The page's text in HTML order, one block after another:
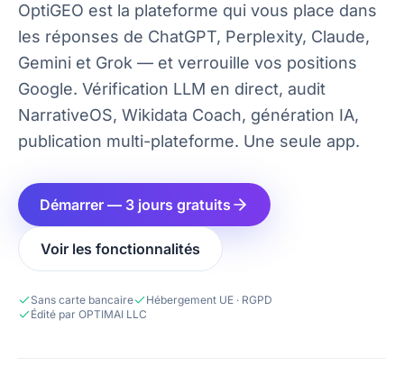
OptiGEO est la plateforme qui vous place dans
les réponses de ChatGPT, Perplexity, Claude,
Gemini et Grok — et verrouille vos positions
Google. Vérification LLM en direct, audit
NarrativeOS, Wikidata Coach, génération IA,
publication multi-plateforme. Une seule app.
Démarrer — 3 jours gratuits
Voir les fonctionnalités
Sans carte bancaire
Hébergement UE · RGPD
Édité par OPTIMAI LLC